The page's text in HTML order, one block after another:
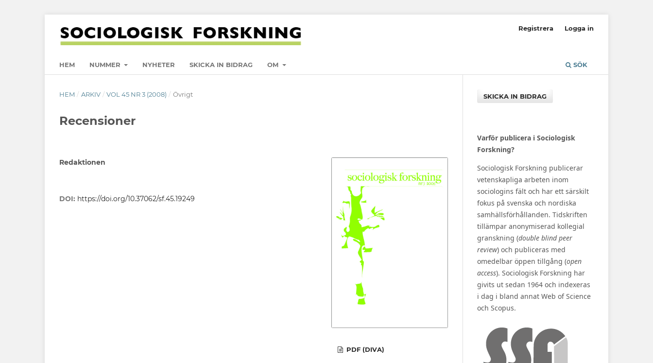
HEM NUMMER NYHETER SKICKA IN BIDRAG OM SÖK
Registrera Logga in
HEM / ARKIV / VOL 45 NR 3 (2008) / Övrigt
Recensioner
Redaktionen
DOI: https://doi.org/10.37062/sf.45.19249
PDF (DIVA)
SKICKA IN BIDRAG
Varför publicera i Sociologisk
Forskning?
Sociologisk Forskning publicerar
vetenskapliga arbeten inom
sociologins fält och har ett särskilt
fokus på svenska och nordiska
samhällsförhållanden. Tidskriften
tillämpar anonymiserad kollegial
granskning (double blind peer
review) och publiceras med
omedelbar öppen tillgång (open
access). Sociologisk Forskning har
givits ut sedan 1964 och indexeras
i dag i bland annat Web of Science
och Scopus.